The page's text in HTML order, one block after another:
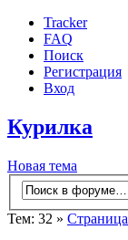
Tracker
FAQ
Поиск
Регистрация
Вход
Курилка
Новая тема
Тем: 32 » Страница